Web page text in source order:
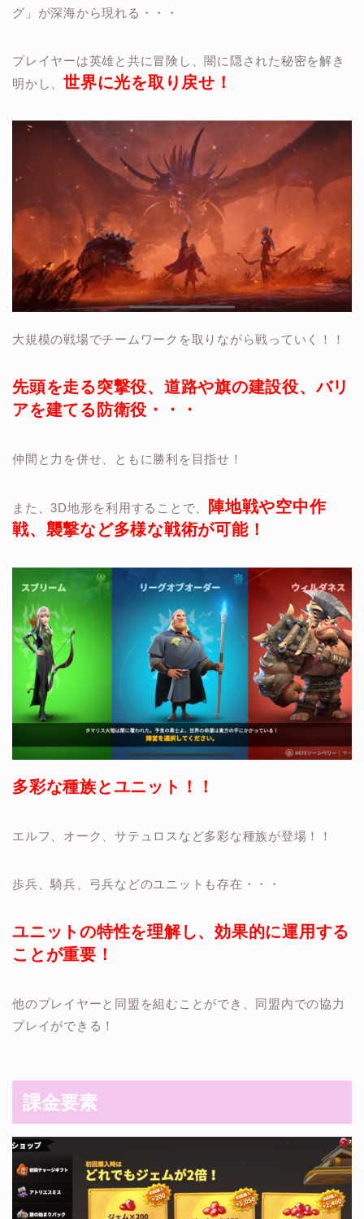
グ」が深海から現れる・・・
プレイヤーは英雄と共に冒険し、闇に隠された秘密を解き
明かし、世界に光を取り戻せ！
大規模の戦場でチームワークを取りながら戦っていく！！
先頭を走る突撃役、道路や旗の建設役、バリ
アを建てる防衛役・・・
仲間と力を併せ、ともに勝利を目指せ！
また、3D地形を利用することで、
陣地戦や空中作
戦、襲撃など多様な戦術が可能！
多彩な種族とユニット！！
エルフ、オーク、サテュロスなど多彩な種族が登場！！
歩兵、騎兵、弓兵などのユニットも存在・・・
ユニットの特性を理解し、効果的に運用する
ことが重要！
他のプレイヤーと同盟を組むことができ、同盟内での協力
プレイができる！
課金要素